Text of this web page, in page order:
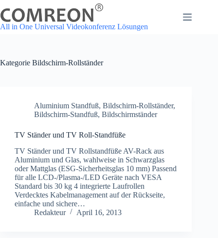
Inhalt
springen
All in One Universal Videokonferenz Lösungen
Kategorie Bildschirm-Rollständer
Aluminium Standfuß, Bildschirm-Rollständer,
Bildschirm-Standfuß, Bildschirmständer
TV Ständer und TV Roll-Standfüße
TV Ständer und TV Rollstandfüße AV-Rack aus
Aluminium und Glas, wahlweise in Schwarzglas
oder Mattglas (ESG-Sicherheitsglas 10 mm) Passend
für alle LCD-/Plasma-/LED Geräte nach VESA
Standard bis 30 kg 4 integrierte Laufrollen
Verdecktes Kabelmanagement auf der Rückseite,
einfache und sichere…
Redakteur
April 16, 2013